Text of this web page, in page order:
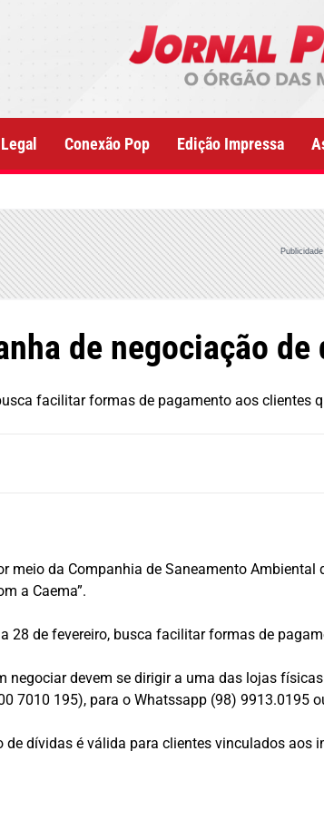
Conexão Pop Edição Impressa
Publicidade
de negociação de
facilitar formas de pagamento aos clientes
meio da Companhia de Saneamento
a Caema”.
28 de fevereiro, busca facilitar formas de
negociar devem se dirigir a uma das lojas
7010 195), para o Whatssapp (98) 9913.0195
de dívidas é válida para clientes vinculados